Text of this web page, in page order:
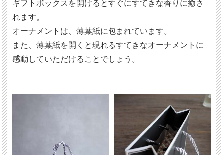
ギフトボックスを開けるとすぐにすてきな香りに癒さ
れます。
オーナメントは、薄葉紙に包まれています。
また、薄葉紙を開くと現れるすてきなオーナメントに
感動していただけることでしょう。